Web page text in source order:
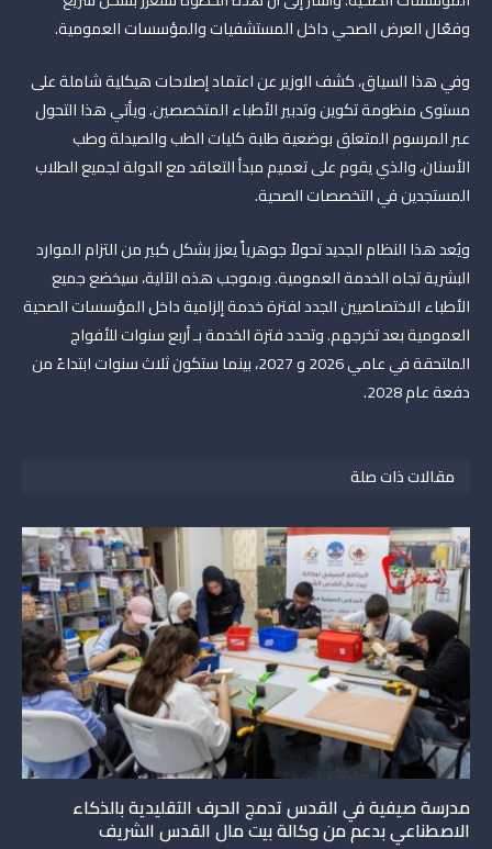
وفعّال العرض الصحي داخل المستشفيات والمؤسسات العمومية.
وفي هذا السياق، كشف الوزير عن اعتماد إصلاحات هيكلية شاملة على
مستوى منظومة تكوين وتدبير الأطباء المتخصصين. ويأتي هذا التحول
عبر المرسوم المتعلق بوضعية طلبة كليات الطب والصيدلة وطب
الأسنان، والذي يقوم على تعميم مبدأ التعاقد مع الدولة لجميع الطلاب
المستجدين في التخصصات الصحية.
ويُعد هذا النظام الجديد تحولاً جوهرياً يعزز بشكل كبير من التزام الموارد
البشرية تجاه الخدمة العمومية. وبموجب هذه الآلية، سيخضع جميع
الأطباء الاختصاصيين الجدد لفترة خدمة إلزامية داخل المؤسسات الصحية
العمومية بعد تخرجهم. وتحدد فترة الخدمة بـ أربع سنوات للأفواج
الملتحقة في عامي 2026 و 2027، بينما ستكون ثلاث سنوات ابتداءً من
دفعة عام 2028.
مقالات ذات صلة
مدرسة صيفية في القدس تدمج الحرف التقليدية بالذكاء
الاصطناعي بدعم من وكالة بيت مال القدس الشريف